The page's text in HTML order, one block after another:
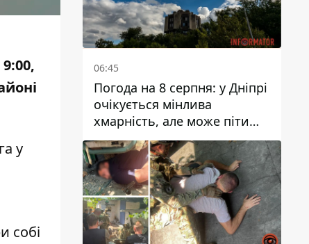
у
собі
06:45
Погода на 8 серпня: у Дніпрі
очікується мінлива
хмарність, але може піти
дощ